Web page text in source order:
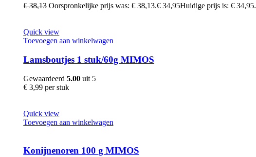
€38,13 Oorspronkelijke prijs was: € 38,13.€ 34,95Huidige prijs is: € 34,95.
Quick view
Toevoegen aan winkelwagen
Lamsboutjes 1 stuk/60g MIMOS
Gewaardeerd 5.00 uit 5
€ 3,99 per stuk
Quick view
Toevoegen aan winkelwagen
Konijnenoren 100 g MIMOS